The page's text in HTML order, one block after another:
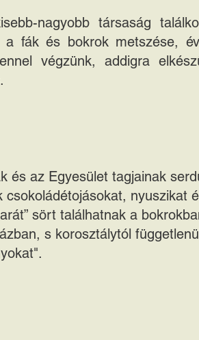
nagyobb társaság
fák és bokrok metszése,
végzünk, addigra
és az Egyesület tagjainak
nyuszikat
sört találhatnak a
s korosztálytól